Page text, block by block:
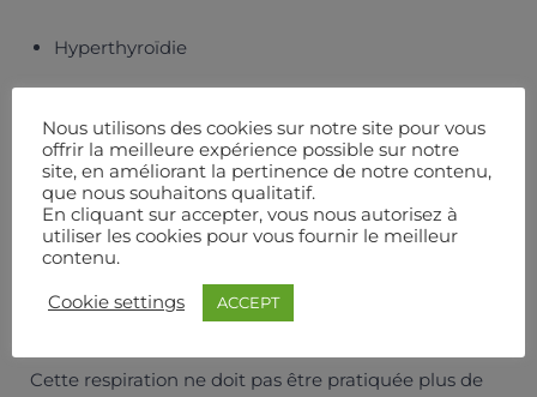
Hyperthyroïdie
Ulcère peptique
Personnes épileptiques
Personnes souffrant de troubles de l’humeur
Cette respiration ne doit pas être pratiquée plus de
Nous utilisons des cookies sur notre site pour vous
offrir la meilleure expérience possible sur notre
site, en améliorant la pertinence de notre contenu,
que nous souhaitons qualitatif.
En cliquant sur accepter, vous nous autorisez à
utiliser les cookies pour vous fournir le meilleur
contenu.
Cookie settings ACCEPT